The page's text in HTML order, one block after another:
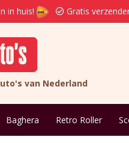
in huis! Gratis
van Nederland
Baghera Retro Roller